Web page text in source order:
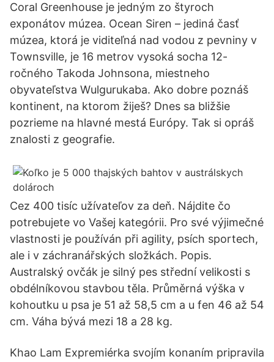
Coral Greenhouse je jedným zo štyroch
exponátov múzea. Ocean Siren – jediná časť
múzea, ktorá je viditeľná nad vodou z pevniny v
Townsville, je 16 metrov vysoká socha 12-
ročného Takoda Johnsona, miestneho
obyvateľstva Wulgurukaba. Ako dobre poznáš
kontinent, na ktorom žiješ? Dnes sa bližšie
pozrieme na hlavné mestá Európy. Tak si opráš
znalosti z geografie.
Cez 400 tisíc užívateľov za deň. Nájdite čo
potrebujete vo Vašej kategórii. Pro své výjimečné
vlastnosti je používán při agility, psích sportech,
ale i v záchranářských složkách. Popis.
Australský ovčák je silný pes střední velikosti s
obdélníkovou stavbou těla. Průměrná výška v
kohoutku u psa je 51 až 58,5 cm a u fen 46 až 54
cm. Váha bývá mezi 18 a 28 kg.
Khao Lam Expremiérka svojím konaním pripravila